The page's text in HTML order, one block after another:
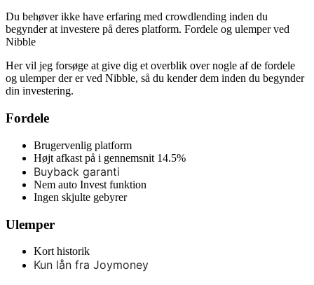
Du behøver ikke have erfaring med crowdlending inden du
begynder at investere på deres platform. Fordele og ulemper ved
Nibble
Her vil jeg forsøge at give dig et overblik over nogle af de fordele
og ulemper der er ved Nibble, så du kender dem inden du begynder
din investering.
Fordele
Brugervenlig platform
Højt afkast på i gennemsnit 14.5%
Buyback garanti
Nem auto Invest funktion
Ingen skjulte gebyrer
Ulemper
Kort historik
Kun lån fra Joymoney